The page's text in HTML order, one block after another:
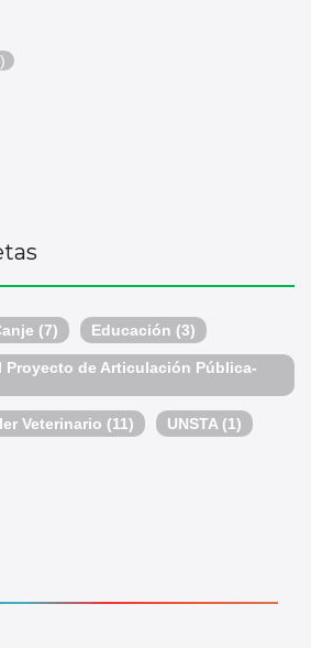
(7) Educación (3)
Proyecto de Articulación Pública-
Veterinario (11) UNSTA (1)